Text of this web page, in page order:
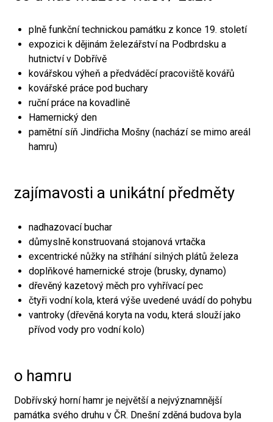
plně funkční technickou památku z konce 19. století
expozici k dějinám železářství na Podbrdsku a
hutnictví v Dobřívě
kovářskou výheň a předváděcí pracoviště kovářů
kovářské práce pod buchary
ruční práce na kovadlině
Hamernický den
pamětní síň Jindřicha Mošny (nachází se mimo areál
hamru)
zajímavosti a unikátní předměty
nadhazovací buchar
důmyslně konstruovaná stojanová vrtačka
excentrické nůžky na stříhání silných plátů železa
doplňkové hamernické stroje (brusky, dynamo)
dřevěný kazetový měch pro vyhřívací pec
čtyři vodní kola, která výše uvedené uvádí do pohybu
vantroky (dřevěná koryta na vodu, která slouží jako
přívod vody pro vodní kolo)
o hamru
Dobřívský horní hamr je největší a nejvýznamnější
památka svého druhu v ČR. Dnešní zděná budova byla